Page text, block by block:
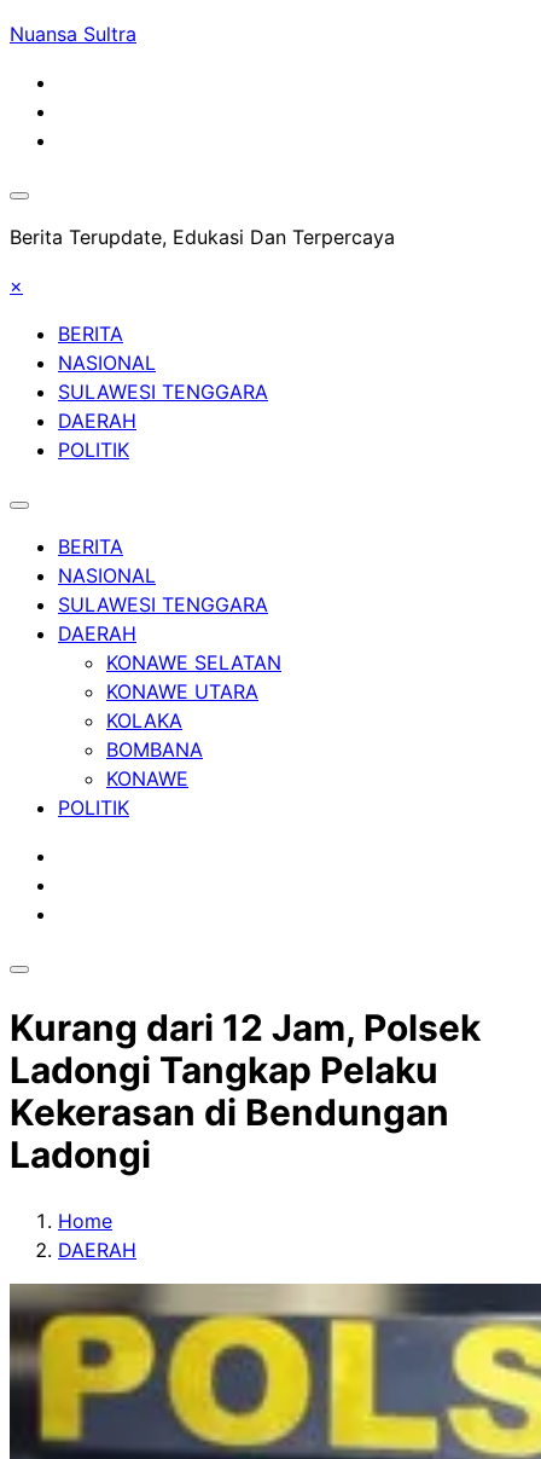
Skip
content
Nuansa Sultra
Berita Terupdate, Edukasi Dan Terpercaya
×
BERITA
NASIONAL
SULAWESI TENGGARA
DAERAH
POLITIK
BERITA
NASIONAL
SULAWESI TENGGARA
DAERAH
KONAWE SELATAN
KONAWE UTARA
KOLAKA
BOMBANA
KONAWE
POLITIK
Kurang dari 12 Jam, Polsek
Ladongi Tangkap Pelaku
Kekerasan di Bendungan
Ladongi
Home
DAERAH